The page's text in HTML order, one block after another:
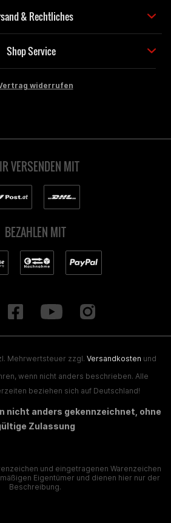
& Rechtliches
Shop Service
widerrufen
VERSENDEN MIT
BEZAHLEN MIT
Mehrwertsteuer zzgl. Versandkosten und
wenn nicht anders beschrieben. Alle
beziehen sich auf Deutschland!
nicht anders gekennzeichnet, ohne
Zulassung
und eingetragenen Warenzeichen
Eigentümer und dienen hier nur der
Beschreibung.